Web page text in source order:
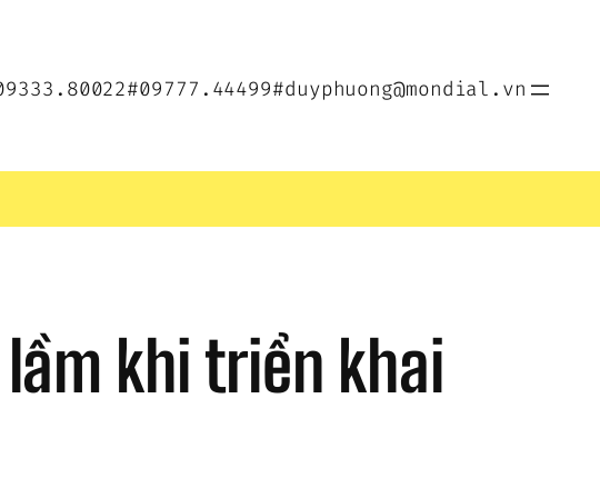
#09777.44499#duyphuong@mondial.vn
khi triển khai